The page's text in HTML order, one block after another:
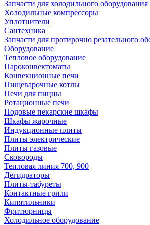
Запчасти для холодильного оборудования
Холодильные компрессоры
Уплотнители
Сантехника
Запчасти для протирочно резательного
Оборудование
Тепловое оборудование
Пароконвектоматы
Конвекционные печи
Пищеварочные котлы
Печи для пиццы
Ротационные печи
Подовые пекарские шкафы
Шкафы жарочные
Индукционные плиты
Плиты электрические
Плиты газовые
Сковороды
Тепловая линия 700, 900
Дегидраторы
Плиты-табуреты
Контактные грили
Кипятильники
Фритюрницы
Холодильное оборудование